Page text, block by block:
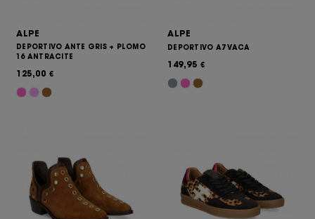
ALPE
DEPORTIVO ANTE GRIS + PLOMO
16 ANTRACITE
125,00 €
ALPE
DEPORTIVO A7 VACA
149,95 €